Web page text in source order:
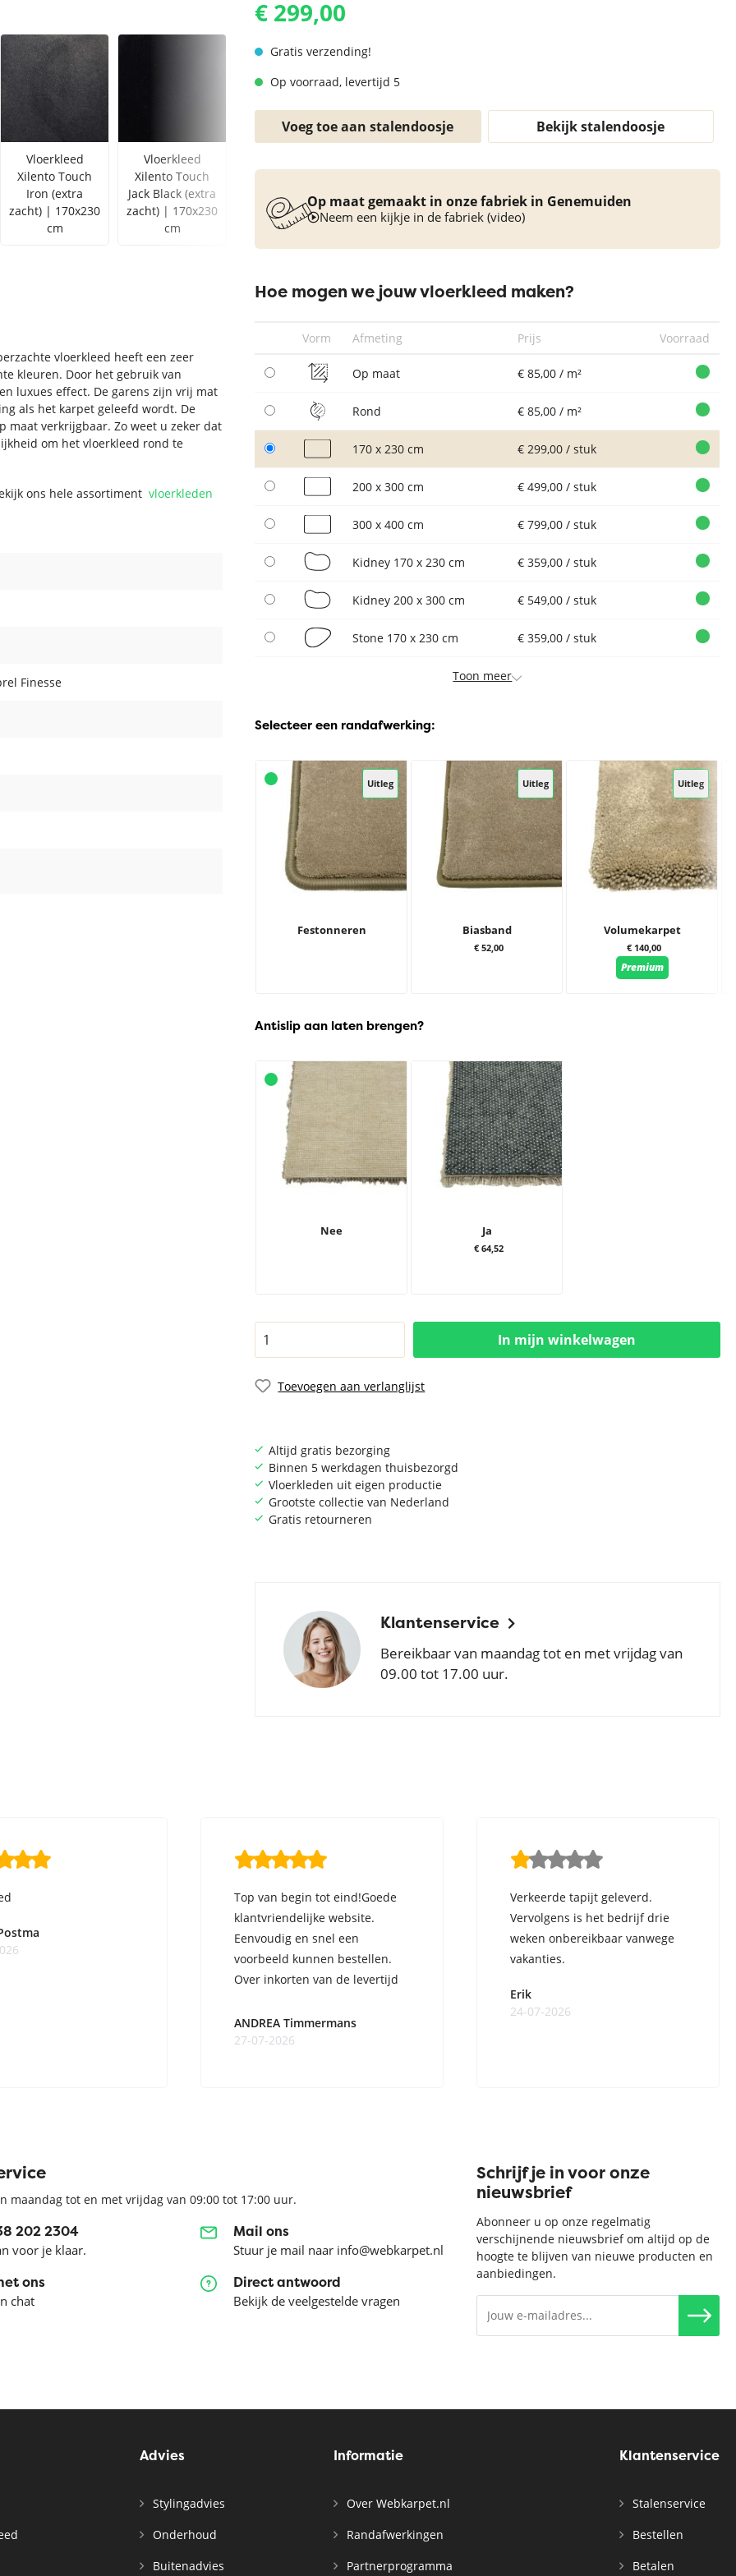
Vloerkleed turquoise
€ 299,00
Gratis verzending!
Op voorraad, levertijd 5
Voeg toe aan stalendoosje Bekijk stalendoosje
Op maat gemaakt in onze fabriek in Genemuiden
Neem een kijkje in de fabriek (video)
Hoe mogen we jouw vloerkleed maken?
Vorm Afmeting Prijs Voorraad
Op maat € 85,00 / m²
Rond € 85,00 / m²
170 x 230 cm € 299,00 / stuk
200 x 300 cm € 499,00 / stuk
300 x 400 cm € 799,00 / stuk
Kidney 170 x 230 cm € 359,00 / stuk
Kidney 200 x 300 cm € 549,00 / stuk
Stone 170 x 230 cm € 359,00 / stuk
Toon meer
Selecteer een randafwerking:
Uitleg
Festonneren
Uitleg
Biasband
€ 52,00
Uitleg
Volumekarpet
€ 140,00
Premium
Antislip aan laten brengen?
Nee Ja
€ 64,52
In mijn winkelwagen
Toevoegen aan verlanglijst
Vloerkleed
Xilento Touch
Iron (extra
zacht) | 170x230
cm
Vloerkleed
Xilento Touch
Jack Black (extra
zacht) | 170x230
cm
Xilento Touch
Frost (extra
zacht) | 170x230
cm
Shetland (extra
zacht) | 170x230
cm
Classic Beige
(extra zacht) |
170x230 cm
Stormy (extra
zacht) | 170x230
Altijd gratis bezorging
Binnen 5 werkdagen thuisbezorgd
Vloerkleden uit eigen productie
Grootste collectie van Nederland
Gratis retourneren
Klantenservice
Bereikbaar van maandag tot en met vrijdag van
09.00 tot 17.00 uur.
vloerkleed heeft een zeer
kleuren. Door het gebruik van
luxues effect. De garens zijn vrij mat
als het karpet geleefd wordt. De
maat verkrijgbaar. Zo weet u zeker dat
om het vloerkleed rond te
ons hele assortimentvloerkleden
Finesse
Top van begin tot eind!Goede
klantvriendelijke website.
Eenvoudig en snel een
voorbeeld kunnen bestellen.
Over inkorten van de levertijd
ANDREA Timmermans
27-07-2026
Verkeerde tapijt geleverd.
Vervolgens is het bedrijf drie
weken onbereikbaar vanwege
vakanties.
Erik
24-07-2026
maandag tot en met vrijdag van 09:00 tot 17:00 uur.
202 2304
voor je klaar.
Mail ons
Stuur je mail naar info@webkarpet.nl
ons
chat
Direct antwoord
Bekijk de veelgestelde vragen
Schrijf je in voor onze
nieuwsbrief
Abonneer u op onze regelmatig
verschijnende nieuwsbrief om altijd op de
hoogte te blijven van nieuwe producten en
aanbiedingen.
Advies
Stylingadvies
Onderhoud
Buitenadvies
Informatie
Over Webkarpet.nl
Randafwerkingen
Partnerprogramma
Klantenservice
Stalenservice
Bestellen
Betalen